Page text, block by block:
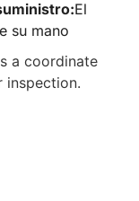
El
su mano